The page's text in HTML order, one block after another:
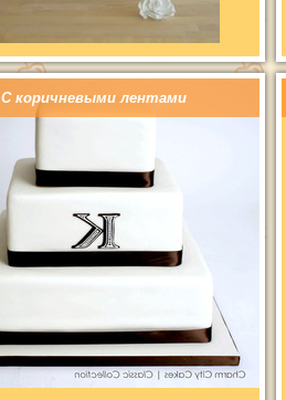
С коричневыми лентами